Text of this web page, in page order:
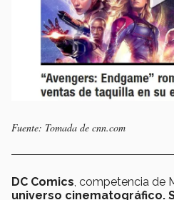
Fuente: Tomada de cnn.com
DC Comics , competencia de
universo cinematográfico.